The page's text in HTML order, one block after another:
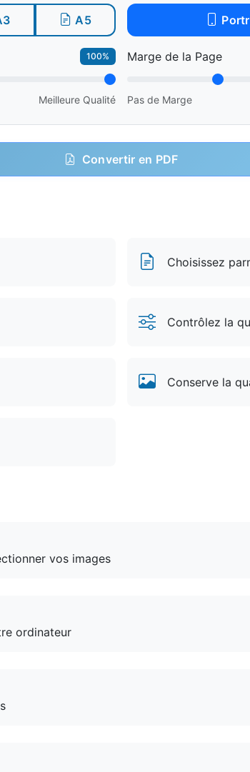
A5
100%
Meilleure Qualité
Marge de la Page
Pas de Marge
Convertir en PDF
Choisissez
Contrôlez la
Conserve la
vos images
ordinateur